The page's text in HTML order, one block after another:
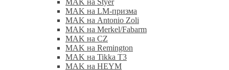
MAK на Styer
MAK на LM-призма
MAK на Antonio Zoli
MAK на Merkel/Fabarm
MAK на CZ
MAK на Remington
MAK на Tikka T3
MAK на HEYM